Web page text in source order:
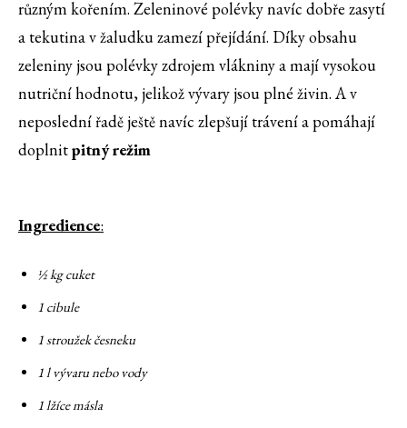
různým kořením. Zeleninové polévky navíc dobře zasytí
a tekutina v žaludku zamezí přejídání. Díky obsahu
zeleniny jsou polévky zdrojem vlákniny a mají vysokou
nutriční hodnotu, jelikož vývary jsou plné živin. A v
neposlední řadě ještě navíc zlepšují trávení a pomáhají
doplnitpitný režim
Ingredience:
½ kg cuket
1 cibule
1 stroužek česneku
1 l vývaru nebo vody
1 lžíce másla